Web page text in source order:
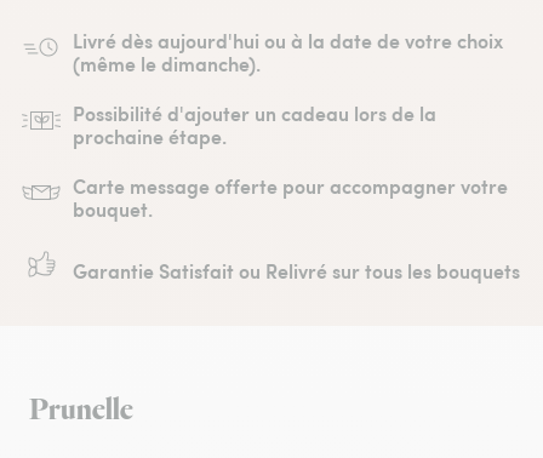
Livré dès aujourd'hui ou à la date de votre choix
(même le dimanche).
Possibilité d'ajouter un cadeau lors de la
prochaine étape.
Carte message offerte pour accompagner votre
bouquet.
Garantie Satisfait ou Relivré sur tous les bouquets
Prunelle